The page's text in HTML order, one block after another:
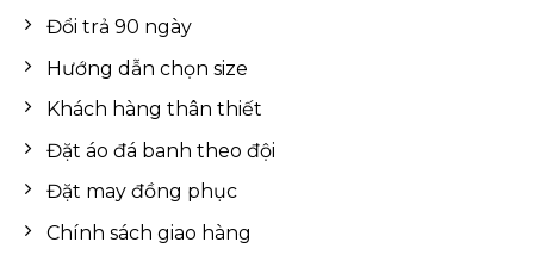
Đổi trả 90 ngày
Hướng dẫn chọn size
Khách hàng thân thiết
Đặt áo đá banh theo đội
Đặt may đồng phục
Chính sách giao hàng